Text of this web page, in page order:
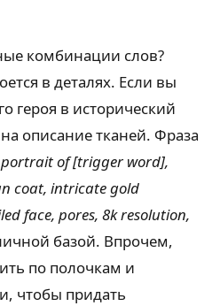
комбинации слов?
в деталях. Если вы
героя в исторический
описание тканей. Фраза
of [trigger word],
coat, intricate gold
face, pores, 8k resolution,
базой. Впрочем,
по полочкам и
чтобы придать